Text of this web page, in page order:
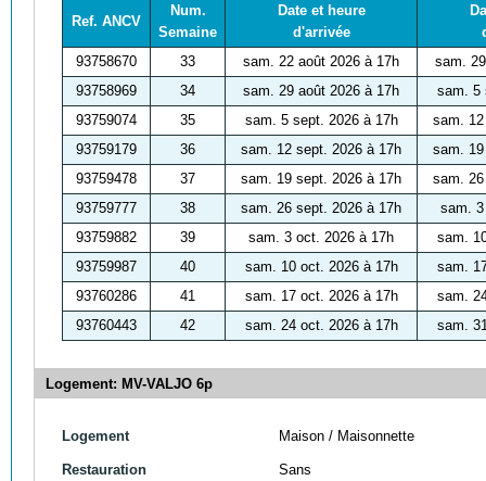
Ref. ANCV
Num.
Semaine
Date et heure
d'arrivée
93758670
33 sam. 22 août 2026 à 17h
sam.
93758969
34 sam. 29 août 2026 à 17h
sam. 5
93759074
35 sam. 5 sept. 2026 à 17h
sam.
93759179
36 sam. 12 sept. 2026 à 17h
sam.
93759478
37 sam. 19 sept. 2026 à 17h
sam.
93759777
38 sam. 26 sept. 2026 à 17h
sam.
93759882
39 sam. 3 oct. 2026 à 17h
sam.
93759987
40 sam. 10 oct. 2026 à 17h
sam.
93760286
41 sam. 17 oct. 2026 à 17h
sam.
93760443
42 sam. 24 oct. 2026 à 17h sam.
Logement: MV-VALJO 6p
Logement Maison / Maisonnette
Restauration Sans